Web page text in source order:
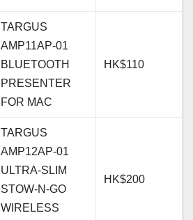
TARGUS
AMP11AP-01
BLUETOOTH
PRESENTER
FOR MAC
HK$110
TARGUS
AMP12AP-01
ULTRA-SLIM
STOW-N-GO
WIRELESS
HK$200